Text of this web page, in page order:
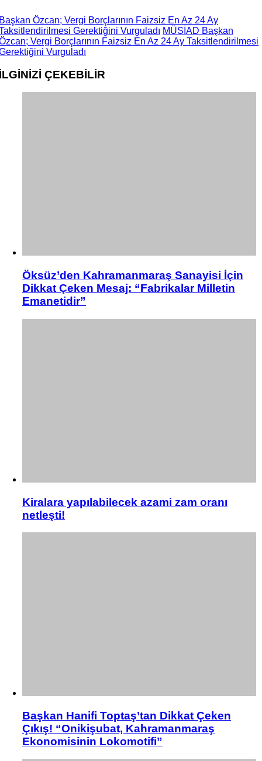
Özcan; Vergi Borçlarının Faizsiz En Az 24 Ay
Gerektiğini Vurguladı MÜSİAD Başkan
Vergi Borçlarının Faizsiz En Az 24 Ay Taksitlendirilmesi
Vurguladı
ÇEKEBİLİR
Öksüz’den Kahramanmaraş Sanayisi İçin
Dikkat Çeken Mesaj: “Fabrikalar Milletin
Emanetidir”
Kiralara yapılabilecek azami zam oranı
netleşti!
Başkan Hanifi Toptaş’tan Dikkat Çeken
Çıkış! “Onikişubat, Kahramanmaraş
Ekonomisinin Lokomotifi”